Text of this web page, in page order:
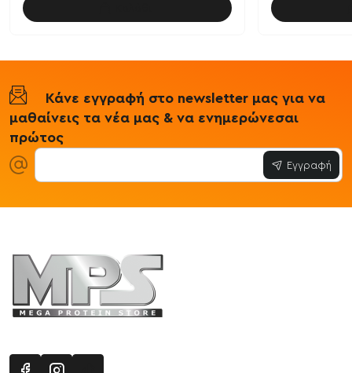
Κάνε εγγραφή στο newsletter μας για να
μαθαίνεις τα νέα μας & να ενημερώνεσαι
πρώτος
Εγγραφή